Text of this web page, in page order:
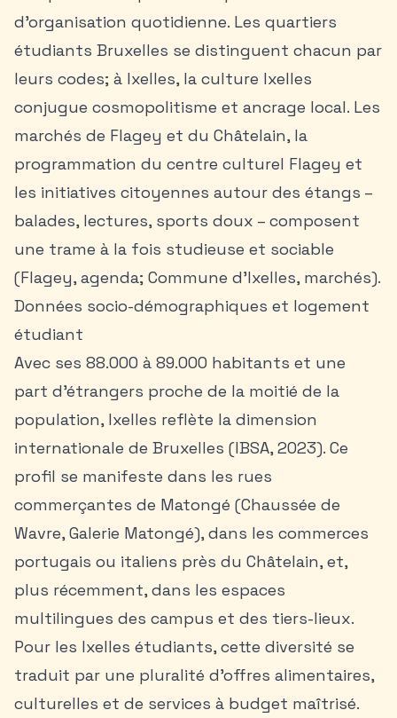
d’organisation quotidienne. Les quartiers
étudiants Bruxelles se distinguent chacun par
leurs codes; à Ixelles, la culture Ixelles
conjugue cosmopolitisme et ancrage local. Les
marchés de Flagey et du Châtelain, la
programmation du centre culturel Flagey et
les initiatives citoyennes autour des étangs –
balades, lectures, sports doux – composent
une trame à la fois studieuse et sociable
(Flagey, agenda; Commune d’Ixelles, marchés).
Données socio-démographiques et logement
étudiant
Avec ses 88.000 à 89.000 habitants et une
part d’étrangers proche de la moitié de la
population, Ixelles reflète la dimension
internationale de Bruxelles (IBSA, 2023). Ce
profil se manifeste dans les rues
commerçantes de Matongé (Chaussée de
Wavre, Galerie Matongé), dans les commerces
portugais ou italiens près du Châtelain, et,
plus récemment, dans les espaces
multilingues des campus et des tiers-lieux.
Pour les Ixelles étudiants, cette diversité se
traduit par une pluralité d’offres alimentaires,
culturelles et de services à budget maîtrisé.